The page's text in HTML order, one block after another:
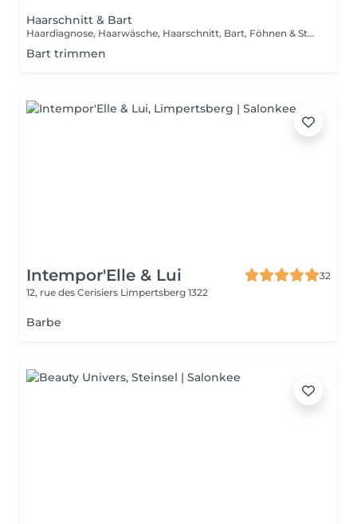
Haarschnitt & Bart
Haardiagnose, Haarwäsche, Haarschnitt, Bart, Föhnen & Styling
Bart trimmen
Intempor'Elle & Lui
32
12, rue des Cerisiers Limpertsberg 1322
Barbe